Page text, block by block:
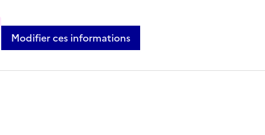
Modifier ces informations